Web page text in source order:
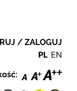
/ ZALOGUJ
PL EN